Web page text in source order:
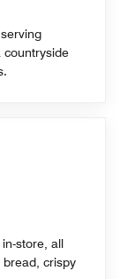
countryside
store, all
crispy